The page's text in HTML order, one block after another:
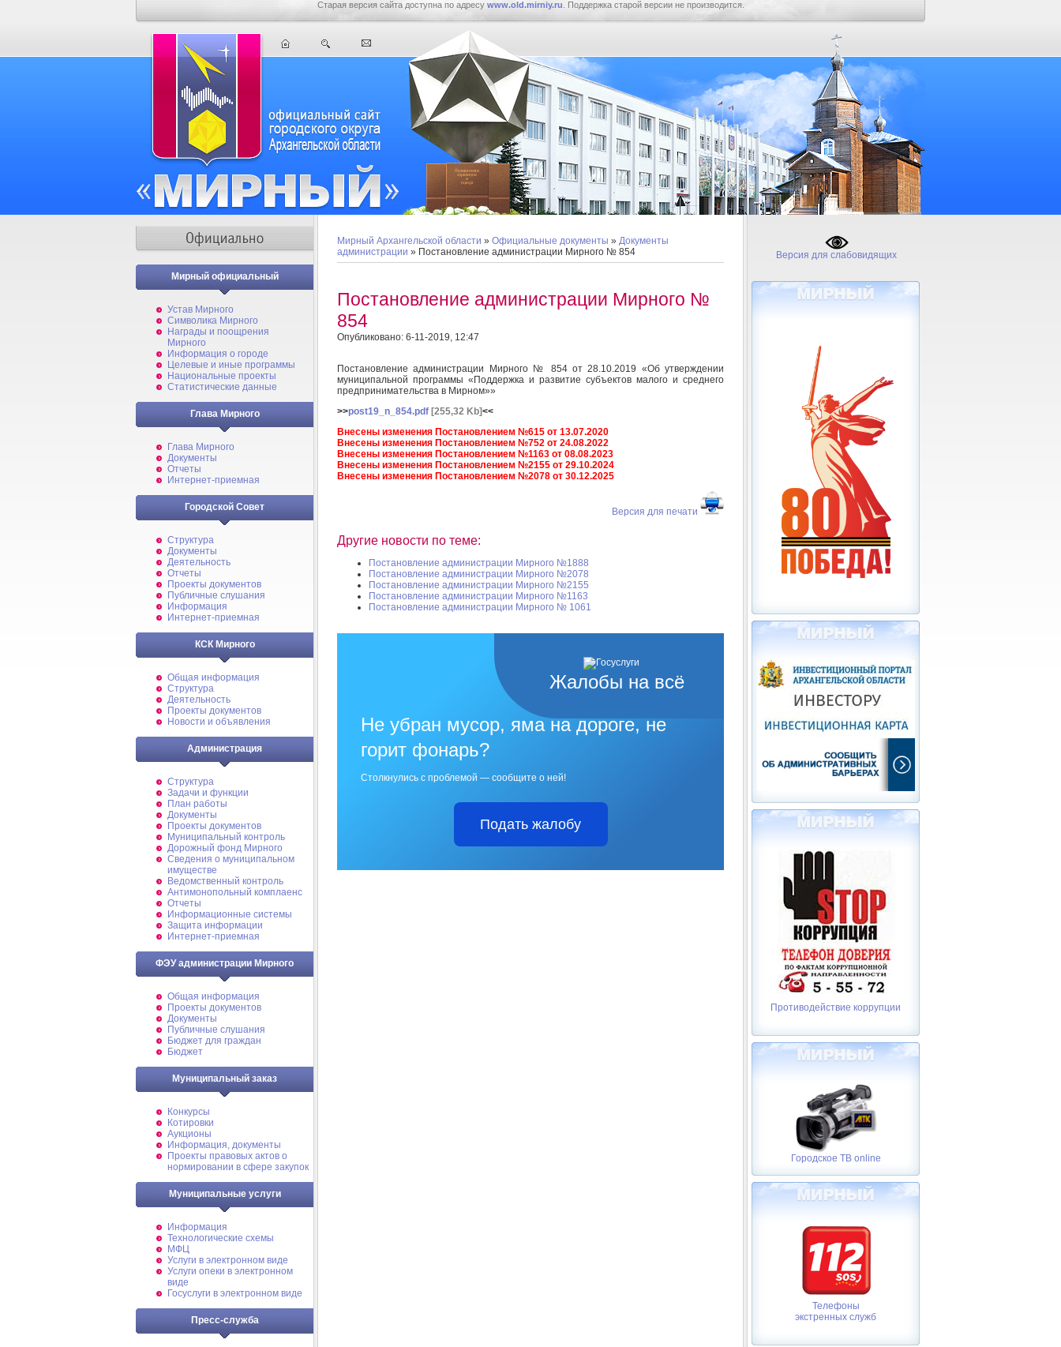
Старая версия сайта доступна по адресу www.old.mirniy.ru . Поддержка старой версии не производится.
Мирный официальный
Устав Мирного
Символика Мирного
Награды и поощрения
Мирного
Информация о городе
Целевые и иные программы
Национальные проекты
Статистические данные
Глава Мирного
Глава Мирного
Документы
Отчеты
Интернет-приемная
Городской Совет
Структура
Документы
Деятельность
Отчеты
Проекты документов
Публичные слушания
Информация
Интернет-приемная
КСК Мирного
Общая информация
Структура
Деятельность
Проекты документов
Новости и объявления
Администрация
Структура
Задачи и функции
План работы
Документы
Проекты документов
Муниципальный контроль
Дорожный фонд Мирного
Cведения о муниципальном
имуществе
Ведомственный контроль
Антимонопольный комплаенс
Отчеты
Информационные системы
Защита информации
Интернет-приемная
ФЭУ администрации Мирного
Общая информация
Проекты документов
Документы
Публичные слушания
Бюджет для граждан
Бюджет
Муниципальный заказ
Конкурсы
Котировки
Аукционы
Информация, документы
Проекты правовых актов о
нормировании в сфере закупок
Муниципальные услуги
Информация
Технологические схемы
МФЦ
Услуги в электронном виде
Услуги опеки в электронном
виде
Госуслуги в электронном виде
Пресс-служба
Мирный Архангельской области » Официальные документы » Документы
администрации » Постановление администрации Мирного № 854
Постановление администрации Мирного №
854
Опубликовано: 6-11-2019, 12:47
Постановление администрации Мирного № 854 от 28.10.2019 «Об утверждении
муниципальной программы «Поддержка и развитие субъектов малого и среднего
предпринимательства в Мирном»»
>>post19_n_854.pdf [255,32 Kb]<<
Внесены изменения Постановлением №615 от 13.07.2020
Внесены изменения Постановлением №752 от 24.08.2022
Внесены изменения Постановлением №1163 от 08.08.2023
Внесены изменения Постановлением №2155 от 29.10.2024
Внесены изменения Постановлением №2078 от 30.12.2025
Версия для печати
Другие новости по теме:
Постановление администрации Мирного №1888
Постановление администрации Мирного №2078
Постановление администрации Мирного №2155
Постановление администрации Мирного №1163
Постановление администрации Мирного № 1061
Жалобы на всё
Не убран мусор, яма на дороге, не
горит фонарь?
Столкнулись с проблемой — сообщите о ней!
Подать жалобу
Версия для слабовидящих
Противодействие коррупции
Городское ТВ online
Телефоны
экстренных служб